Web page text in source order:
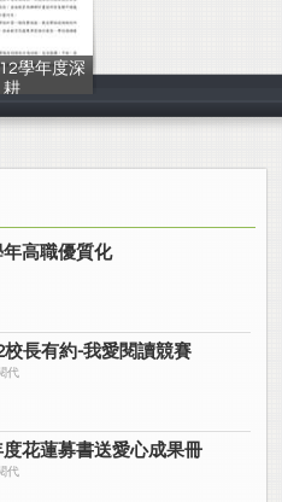
學年度深
耕
政府教育
年高職優質化
校長有約-我愛閱讀競賽
代
度花蓮募書送愛心成果冊
代